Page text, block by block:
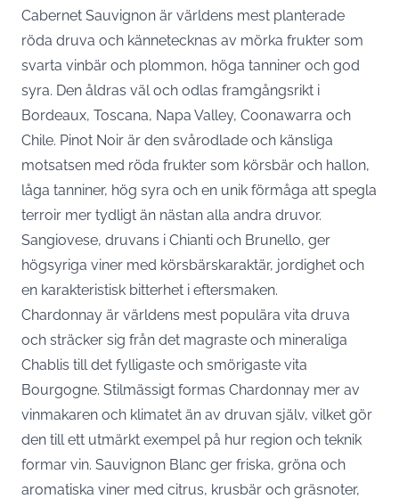
Cabernet Sauvignon är världens mest planterade
röda druva och kännetecknas av mörka frukter som
svarta vinbär och plommon, höga tanniner och god
syra. Den åldras väl och odlas framgångsrikt i
Bordeaux, Toscana, Napa Valley, Coonawarra och
Chile. Pinot Noir är den svårodlade och känsliga
motsatsen med röda frukter som körsbär och hallon,
låga tanniner, hög syra och en unik förmåga att spegla
terroir mer tydligt än nästan alla andra druvor.
Sangiovese, druvans i Chianti och Brunello, ger
högsyriga viner med körsbärskaraktär, jordighet och
en karakteristisk bitterhet i eftersmaken.
Chardonnay är världens mest populära vita druva
och sträcker sig från det magraste och mineraliga
Chablis till det fylligaste och smörigaste vita
Bourgogne. Stilmässigt formas Chardonnay mer av
vinmakaren och klimatet än av druvan själv, vilket gör
den till ett utmärkt exempel på hur region och teknik
formar vin. Sauvignon Blanc ger friska, gröna och
aromatiska viner med citrus, krusbär och gräsnoter,